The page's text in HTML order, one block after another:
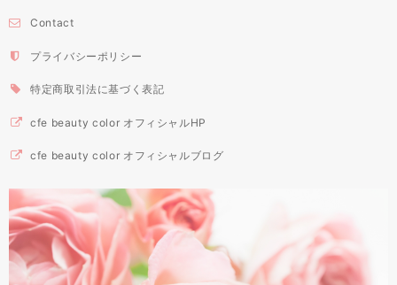
Contact
プライバシーポリシー
特定商取引法に基づく表記
cfe beauty color オフィシャルHP
cfe beauty color オフィシャルブログ